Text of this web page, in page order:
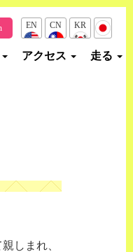
EN CN KR JP
アクセス 走る
しまれ、